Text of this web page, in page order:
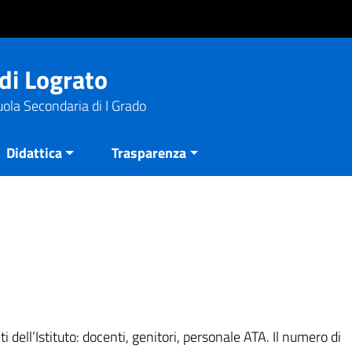
Lograto
Secondaria di I Grado
Didattica Trasparenza
docenti, genitori, personale ATA. Il numero di